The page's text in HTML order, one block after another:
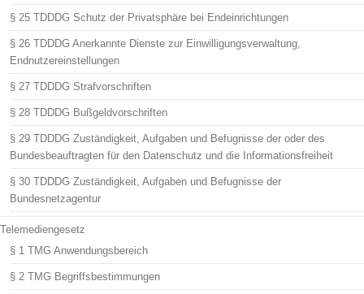
§ 25 TDDDG Schutz der Privatsphäre bei Endeinrichtungen
§ 26 TDDDG Anerkannte Dienste zur Einwilligungsverwaltung,
Endnutzereinstellungen
§ 27 TDDDG Strafvorschriften
§ 28 TDDDG Bußgeldvorschriften
§ 29 TDDDG Zuständigkeit, Aufgaben und Befugnisse der oder des
Bundesbeauftragten für den Datenschutz und die Informationsfreiheit
§ 30 TDDDG Zuständigkeit, Aufgaben und Befugnisse der
Bundesnetzagentur
Telemediengesetz
§ 1 TMG Anwendungsbereich
§ 2 TMG Begriffsbestimmungen